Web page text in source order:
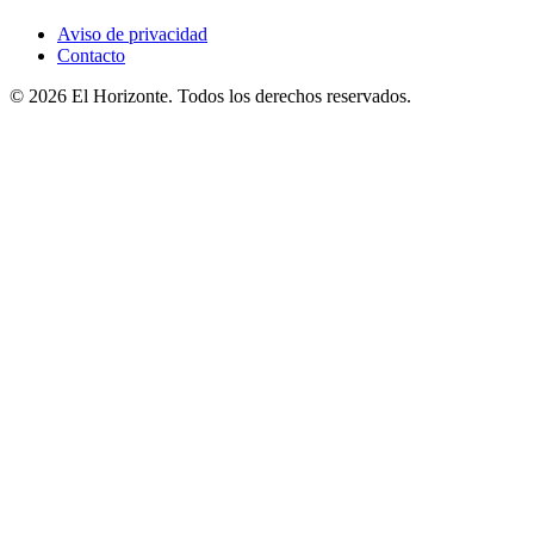
Aviso de privacidad
Contacto
© 2026 El Horizonte. Todos los derechos reservados.